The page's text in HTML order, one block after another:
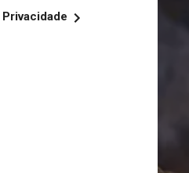
Reprodução/Warner